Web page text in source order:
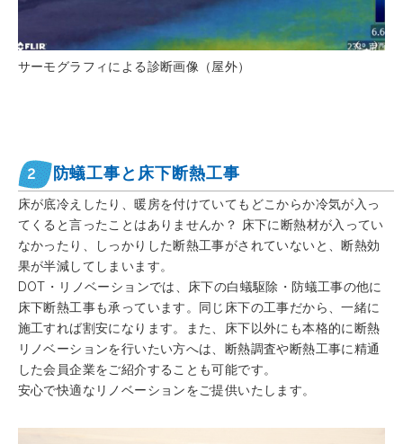
サーモグラフィによる診断画像（屋外）
2防蟻工事と床下断熱工事
床が底冷えしたり、暖房を付けていてもどこからか冷気が入っ
てくると言ったことはありませんか？ 床下に断熱材が入ってい
なかったり、しっかりした断熱工事がされていないと、断熱効
果が半減してしまいます。
DOT・リノベーションでは、床下の白蟻駆除・防蟻工事の他に
床下断熱工事も承っています。同じ床下の工事だから、一緒に
施工すれば割安になります。また、床下以外にも本格的に断熱
リノベーションを行いたい方へは、断熱調査や断熱工事に精通
した会員企業をご紹介することも可能です。
安心で快適なリノベーションをご提供いたします。